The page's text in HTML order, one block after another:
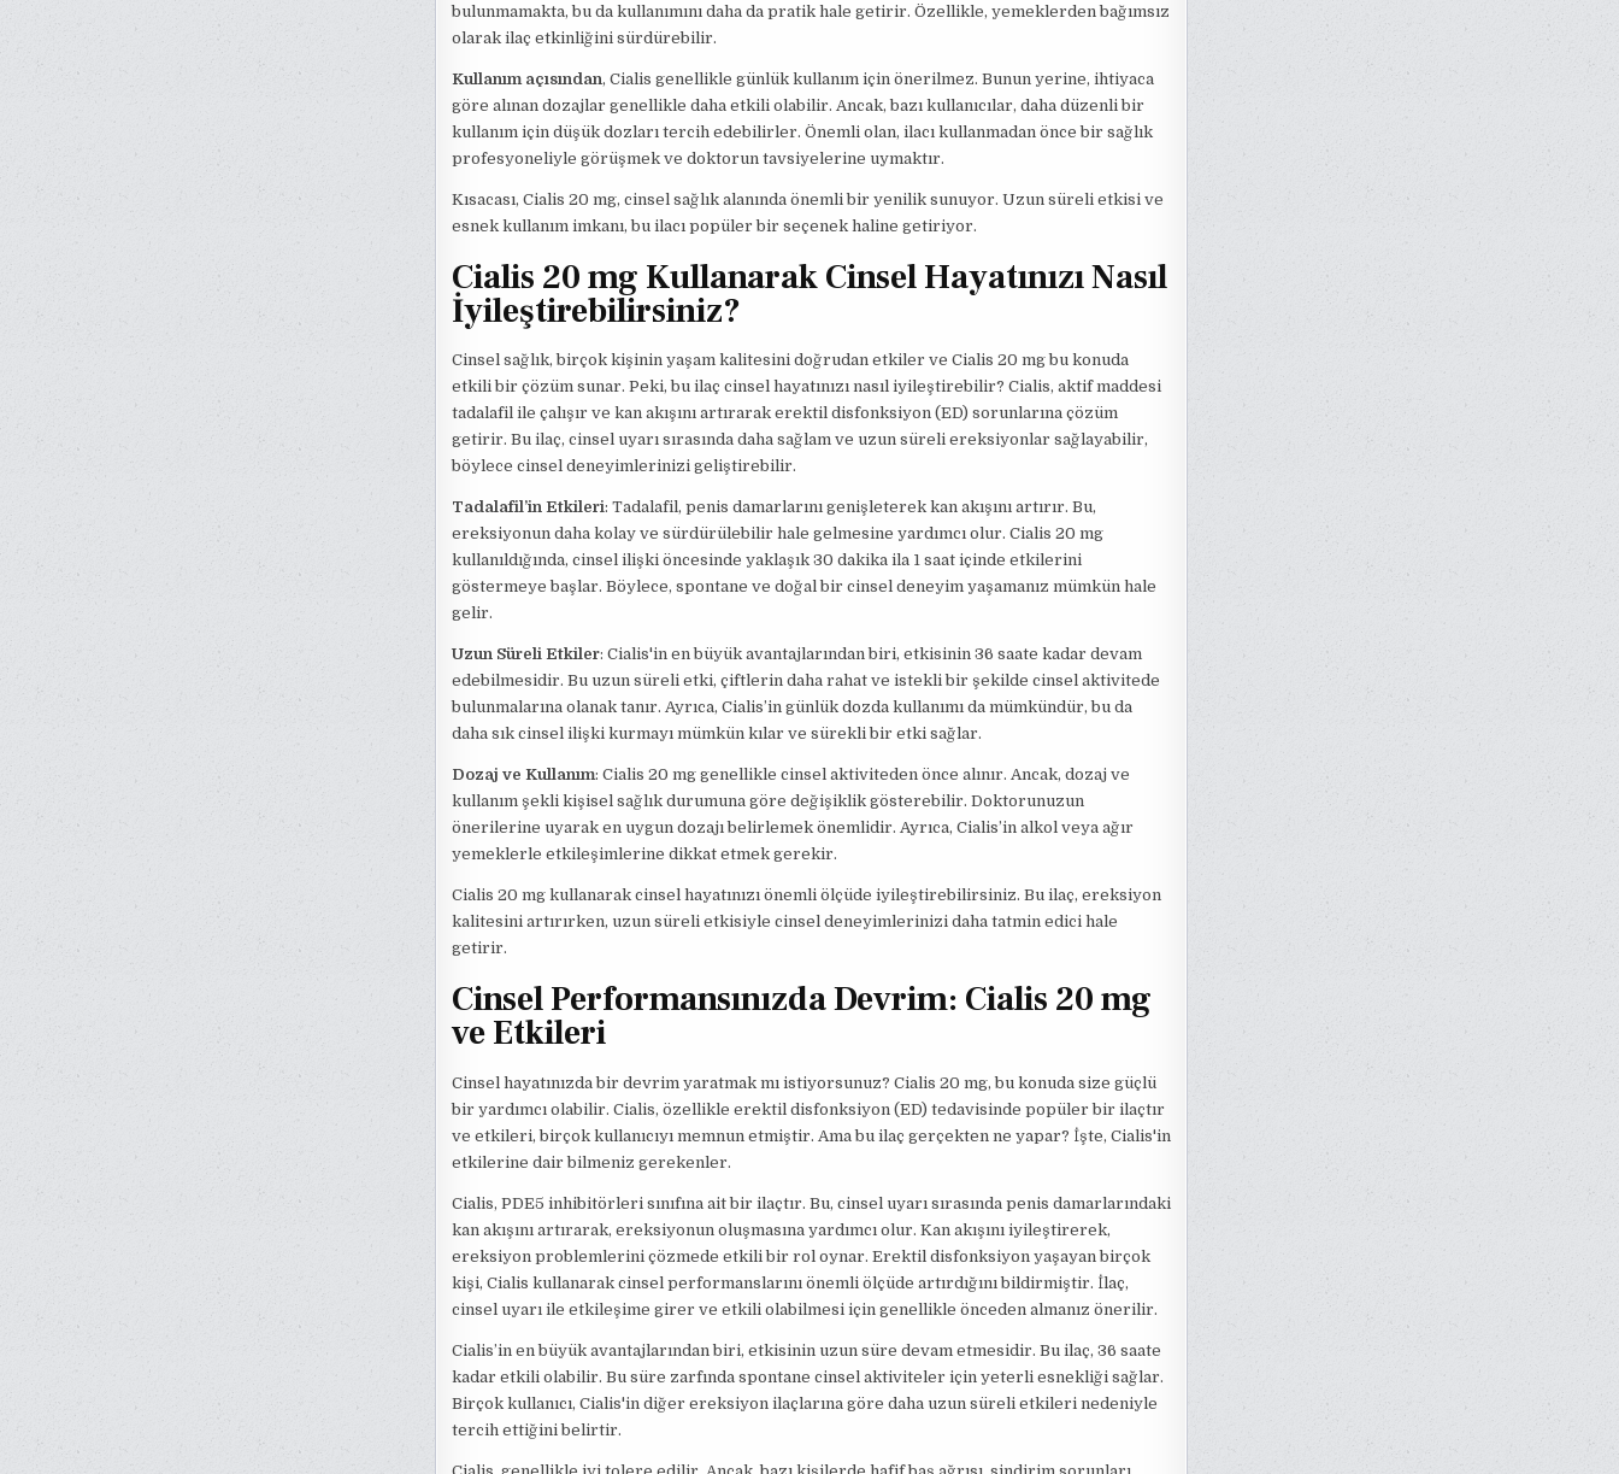
bulunmamakta, bu da kullanımını daha da pratik hale getirir. Özellikle, yemeklerden bağımsız
olarak ilaç etkinliğini sürdürebilir.
Kullanım açısından, Cialis genellikle günlük kullanım için önerilmez. Bunun yerine, ihtiyaca
göre alınan dozajlar genellikle daha etkili olabilir. Ancak, bazı kullanıcılar, daha düzenli bir
kullanım için düşük dozları tercih edebilirler. Önemli olan, ilacı kullanmadan önce bir sağlık
profesyoneliyle görüşmek ve doktorun tavsiyelerine uymaktır.
Kısacası, Cialis 20 mg, cinsel sağlık alanında önemli bir yenilik sunuyor. Uzun süreli etkisi ve
esnek kullanım imkanı, bu ilacı popüler bir seçenek haline getiriyor.
Cialis 20 mg Kullanarak Cinsel Hayatınızı Nasıl
İyileştirebilirsiniz?
Cinsel sağlık, birçok kişinin yaşam kalitesini doğrudan etkiler ve Cialis 20 mg bu konuda
etkili bir çözüm sunar. Peki, bu ilaç cinsel hayatınızı nasıl iyileştirebilir? Cialis, aktif maddesi
tadalafil ile çalışır ve kan akışını artırarak erektil disfonksiyon (ED) sorunlarına çözüm
getirir. Bu ilaç, cinsel uyarı sırasında daha sağlam ve uzun süreli ereksiyonlar sağlayabilir,
böylece cinsel deneyimlerinizi geliştirebilir.
Tadalafil’in Etkileri: Tadalafil, penis damarlarını genişleterek kan akışını artırır. Bu,
ereksiyonun daha kolay ve sürdürülebilir hale gelmesine yardımcı olur. Cialis 20 mg
kullanıldığında, cinsel ilişki öncesinde yaklaşık 30 dakika ila 1 saat içinde etkilerini
göstermeye başlar. Böylece, spontane ve doğal bir cinsel deneyim yaşamanız mümkün hale
gelir.
Uzun Süreli Etkiler: Cialis'in en büyük avantajlarından biri, etkisinin 36 saate kadar devam
edebilmesidir. Bu uzun süreli etki, çiftlerin daha rahat ve istekli bir şekilde cinsel aktivitede
bulunmalarına olanak tanır. Ayrıca, Cialis’in günlük dozda kullanımı da mümkündür, bu da
daha sık cinsel ilişki kurmayı mümkün kılar ve sürekli bir etki sağlar.
Dozaj ve Kullanım: Cialis 20 mg genellikle cinsel aktiviteden önce alınır. Ancak, dozaj ve
kullanım şekli kişisel sağlık durumuna göre değişiklik gösterebilir. Doktorunuzun
önerilerine uyarak en uygun dozajı belirlemek önemlidir. Ayrıca, Cialis’in alkol veya ağır
yemeklerle etkileşimlerine dikkat etmek gerekir.
Cialis 20 mg kullanarak cinsel hayatınızı önemli ölçüde iyileştirebilirsiniz. Bu ilaç, ereksiyon
kalitesini artırırken, uzun süreli etkisiyle cinsel deneyimlerinizi daha tatmin edici hale
getirir.
Cinsel Performansınızda Devrim: Cialis 20 mg
ve Etkileri
Cinsel hayatınızda bir devrim yaratmak mı istiyorsunuz? Cialis 20 mg, bu konuda size güçlü
bir yardımcı olabilir. Cialis, özellikle erektil disfonksiyon (ED) tedavisinde popüler bir ilaçtır
ve etkileri, birçok kullanıcıyı memnun etmiştir. Ama bu ilaç gerçekten ne yapar? İşte, Cialis'in
etkilerine dair bilmeniz gerekenler.
Cialis, PDE5 inhibitörleri sınıfına ait bir ilaçtır. Bu, cinsel uyarı sırasında penis damarlarındaki
kan akışını artırarak, ereksiyonun oluşmasına yardımcı olur. Kan akışını iyileştirerek,
ereksiyon problemlerini çözmede etkili bir rol oynar. Erektil disfonksiyon yaşayan birçok
kişi, Cialis kullanarak cinsel performanslarını önemli ölçüde artırdığını bildirmiştir. İlaç,
cinsel uyarı ile etkileşime girer ve etkili olabilmesi için genellikle önceden almanız önerilir.
Cialis’in en büyük avantajlarından biri, etkisinin uzun süre devam etmesidir. Bu ilaç, 36 saate
kadar etkili olabilir. Bu süre zarfında spontane cinsel aktiviteler için yeterli esnekliği sağlar.
Birçok kullanıcı, Cialis'in diğer ereksiyon ilaçlarına göre daha uzun süreli etkileri nedeniyle
tercih ettiğini belirtir.